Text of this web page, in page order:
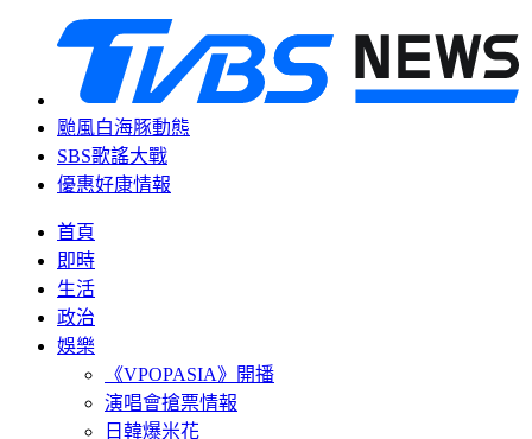
颱風白海豚動態
SBS歌謠大戰
優惠好康情報
首頁
即時
生活
政治
娛樂
《VPOPASIA》開播
演唱會搶票情報
日韓爆米花